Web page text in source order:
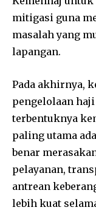
mitigasi guna
masalah yang
lapangan.
Pada akhirnya,
pengelolaan
terbentuknya
paling utama
benar
pelayanan,
antrean
lebih kuat